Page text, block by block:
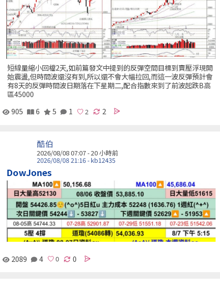
短線量縮小回檔2天,如前篇發文中提到的反彈空間目標到賣壓浮現開
始震盪,但時間波還沒有到,所以還不會大幅拉回,而這一波反彈預計會
有8天的反彈時間波日期落在下星期二,配合指數來到了前波起跌B高
區45000
905
6 5 1 2
酷伯
2026/08/08 07:07 -20 小時前
2026/08/08 21:16 - kb12435
DowJones
2089 4 0